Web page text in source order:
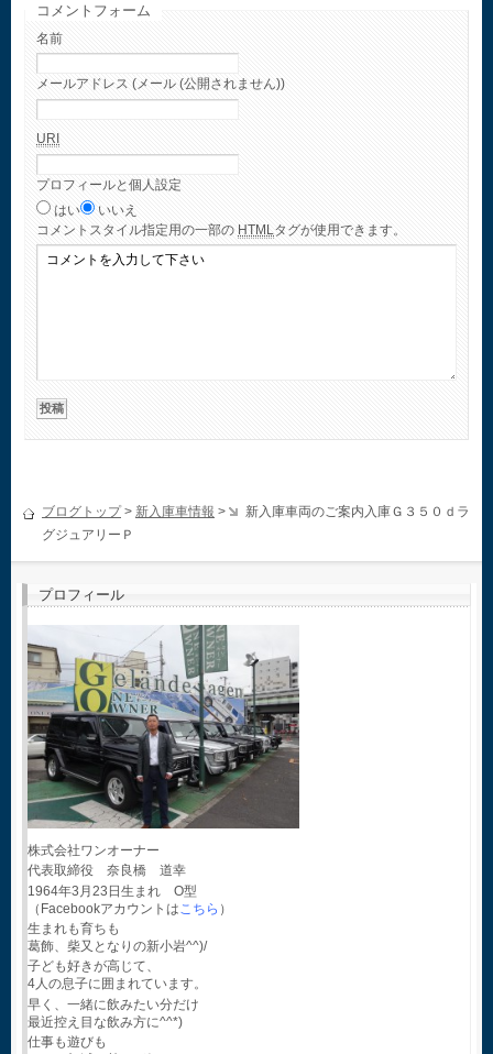
コメントフォーム
名前
メールアドレス (メール (公開されません))
URI
プロフィールと個人設定
はい
いいえ
コメント スタイル指定用の一部の HTML タグが使用できます。
ブログトップ> 新入庫車情報 >
新入庫車両のご案内入庫Ｇ３５０ｄラ
グジュアリーＰ
プロフィール
株式会社ワンオーナー
代表取締役 奈良橋 道幸
1964年3月23日生まれ O型
（Facebookアカウントは こちら ）
生まれも育ちも
葛飾、柴又となりの新小岩^^)/
子ども好きが高じて、
4人の息子に囲まれています。
早く、一緒に飲みたい分だけ
最近控え目な飲み方に^^*)
仕事も遊びも